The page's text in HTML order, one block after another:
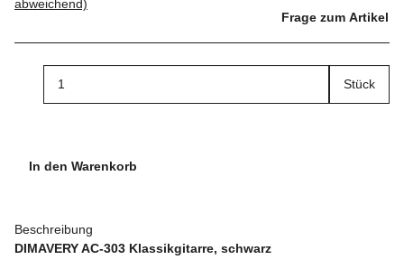
abweichend)
Frage zum Artikel
Stück
In den Warenkorb
Beschreibung
DIMAVERY AC-303 Klassikgitarre, schwarz